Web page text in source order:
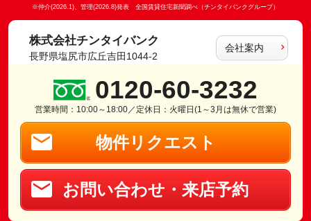
※仲介(2026.1)、管理(2026.8)発表 全国賃貸住宅新聞調べ（チンタイバンクグループ）
株式会社チンタイバンク
長野県塩尻市広丘吉田1044-2
会社案内
0120-60-3232
営業時間：10:00～18:00／定休日：火曜日(1～3月は無休で営業)
物件リクエスト
お問い合わせ・来店予約